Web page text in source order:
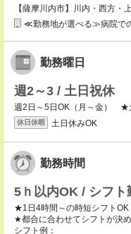
【薩摩川内市】川内・西方・
≪勤務地が選べる≫病院で
勤務曜日
週2～3 / 土日祝休
週2日～5日OK（月～金） ★
休日休暇 土日休みOK
勤務時間
5ｈ以内OK / シフト
★1日4時間～の時短シフトOK
★都合に合わせてシフトが決
シフト例：